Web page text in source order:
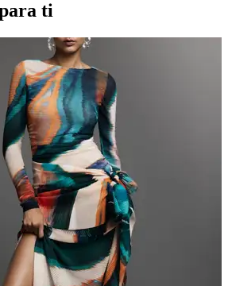
ti